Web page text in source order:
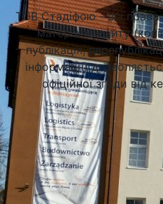
ТОВ Стадіфою - всі права
матеріалів сайту
публікація,
інформації)
офіційної згоди від